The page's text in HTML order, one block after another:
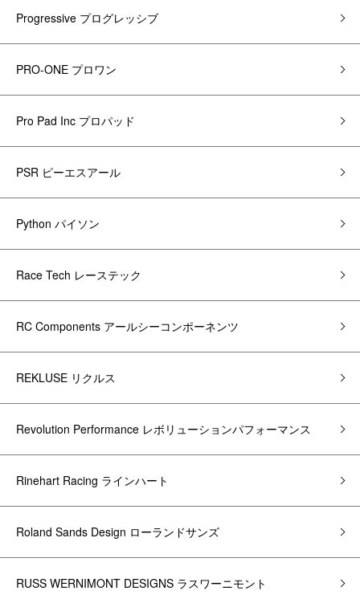
Progressive プログレッシブ
PRO-ONE プロワン
Pro Pad Inc プロパッド
PSR ピーエスアール
Python パイソン
Race Tech レーステック
RC Components アールシーコンポーネンツ
REKLUSE リクルス
Revolution Performance レボリューションパフォーマンス
Rinehart Racing ラインハート
Roland Sands Design ローランドサンズ
RUSS WERNIMONT DESIGNS ラスワーニモント